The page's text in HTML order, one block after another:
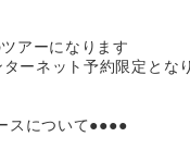
アーになります
ーネット予約限定とな
スについて●●●●